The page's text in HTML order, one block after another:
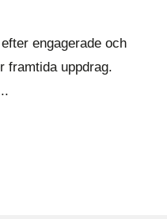
engagerade och
framtida uppdrag.